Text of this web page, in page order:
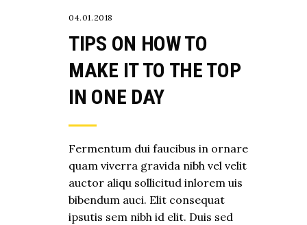
04.01.2018
TIPS ON HOW TO
MAKE IT TO THE TOP
IN ONE DAY
Fermentum dui faucibus in ornare
quam viverra gravida nibh vel velit
auctor aliqu sollicitud inlorem uis
bibendum auci. Elit consequat
ipsutis sem nibh id elit. Duis sed